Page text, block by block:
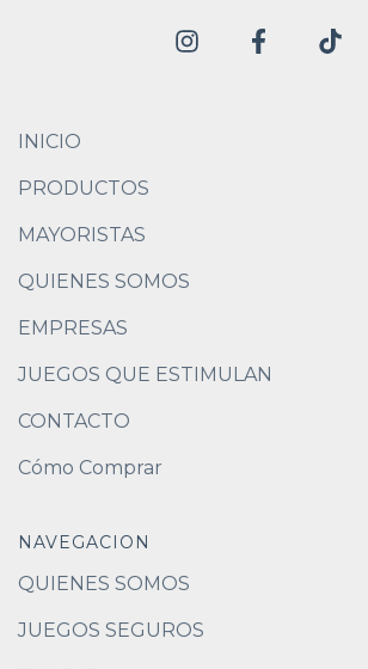
INICIO
PRODUCTOS
MAYORISTAS
QUIENES SOMOS
EMPRESAS
JUEGOS QUE ESTIMULAN
CONTACTO
Cómo Comprar
NAVEGACION
QUIENES SOMOS
JUEGOS SEGUROS